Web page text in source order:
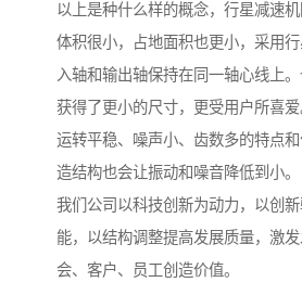
以上是种什么样的概念，行星减速机
体积很小，占地面积也更小，采用
入轴和输出轴保持在同一轴心线上
获得了更小的尺寸，更受用户所喜
运转平稳、噪声小、齿数多的特点
造结构也会让振动和噪音降低到小。
我们公司以科技创新为动力，以创
能，以结构调整提高发展质量，激
会、客户、员工创造价值。